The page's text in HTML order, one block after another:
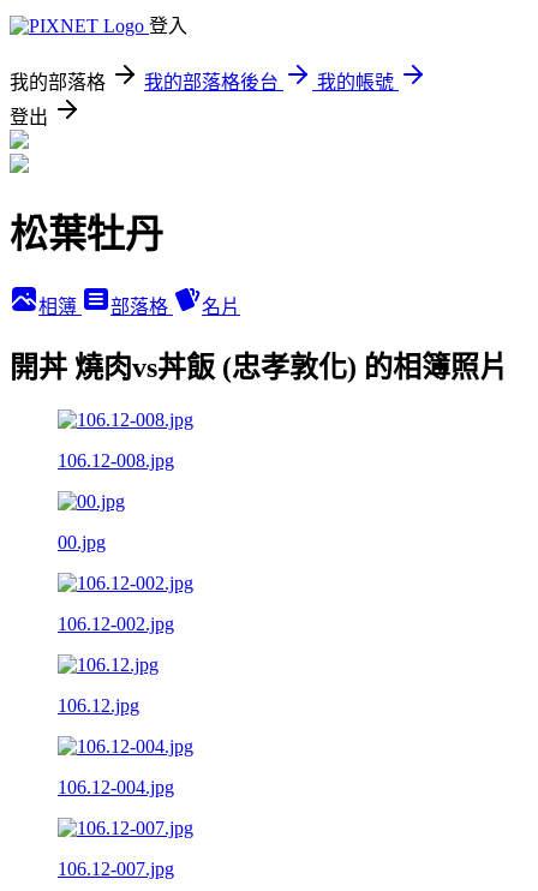
登入
我的部落格 我的部落格後台
我的帳號
登出
松葉牡丹
相簿 部落格 名片
開丼 燒肉vs丼飯 (忠孝敦化) 的相簿照片
106.12-008.jpg
00.jpg
106.12-002.jpg
106.12.jpg
106.12-004.jpg
106.12-007.jpg